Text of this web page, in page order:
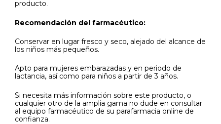
producto.
Recomendación del farmacéutico:
Conservar en lugar fresco y seco, alejado del alcance de
los niños más pequeños.
Apto para mujeres embarazadas y en periodo de
lactancia, así como para niños a partir de 3 años.
Si necesita más información sobre este producto, o
cualquier otro de la amplia gama no dude en consultar
al equipo farmacéutico de su parafarmacia online de
confianza.